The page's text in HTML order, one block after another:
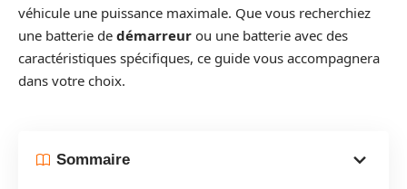
véhicule une puissance maximale. Que vous recherchiez
une batterie de démarreur ou une batterie avec des
caractéristiques spécifiques, ce guide vous accompagnera
dans votre choix.
Sommaire